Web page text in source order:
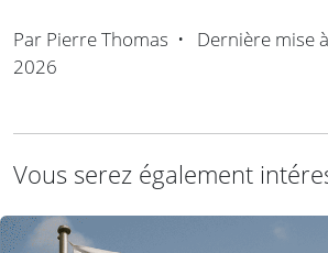
Par Pierre Thomas • Dernière mise
2026
Vous serez également